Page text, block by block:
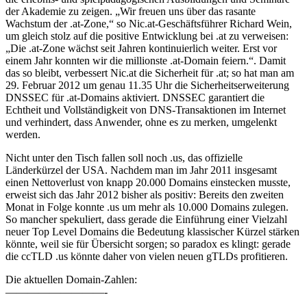
der Akademie zu zeigen. „Wir freuen uns über das rasante
Wachstum der .at-Zone,“ so Nic.at-Geschäftsführer Richard Wein,
um gleich stolz auf die positive Entwicklung bei .at zu verweisen:
„Die .at-Zone wächst seit Jahren kontinuierlich weiter. Erst vor
einem Jahr konnten wir die millionste .at-Domain feiern.“. Damit
das so bleibt, verbessert Nic.at die Sicherheit für .at; so hat man am
29. Februar 2012 um genau 11.35 Uhr die Sicherheitserweiterung
DNSSEC für .at-Domains aktiviert. DNSSEC garantiert die
Echtheit und Vollständigkeit von DNS-Transaktionen im Internet
und verhindert, dass Anwender, ohne es zu merken, umgelenkt
werden.
Nicht unter den Tisch fallen soll noch .us, das offizielle
Länderkürzel der USA. Nachdem man im Jahr 2011 insgesamt
einen Nettoverlust von knapp 20.000 Domains einstecken musste,
erweist sich das Jahr 2012 bisher als positiv: Bereits den zweiten
Monat in Folge konnte .us um mehr als 10.000 Domains zulegen.
So mancher spekuliert, dass gerade die Einführung einer Vielzahl
neuer Top Level Domains die Bedeutung klassischer Kürzel stärken
könnte, weil sie für Übersicht sorgen; so paradox es klingt: gerade
die ccTLD .us könnte daher von vielen neuen gTLDs profitieren.
Die aktuellen Domain-Zahlen:
—————————-